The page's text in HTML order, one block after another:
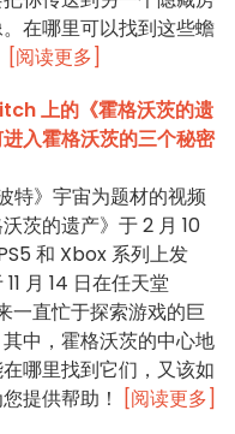
在哪里可以找到这些蟾
[阅读更多]
上的《霍格沃茨的遗
入霍格沃茨的三个秘密
特》宇宙为题材的视频
茨的遗产》于 2 月 10
和 Xbox 系列上发
月 14 日在任天堂
一直忙于探索游戏的巨
中，霍格沃茨的中心地
哪里找到它们，又该如
提供帮助！
[阅读更多]